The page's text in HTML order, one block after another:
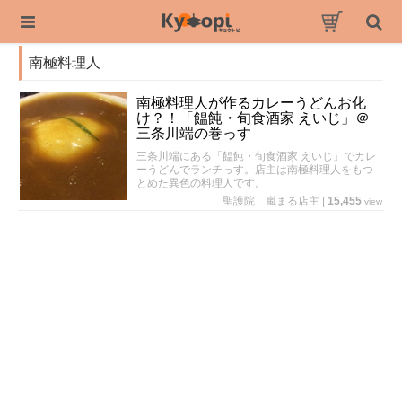
南極料理人
南極料理人が作るカレーうどんお化
け？！「饂飩・旬食酒家 えいじ」＠
三条川端の巻っす
三条川端にある「饂飩・旬食酒家 えいじ」でカレ
ーうどんでランチっす。店主は南極料理人をもつ
とめた異色の料理人です。
聖護院 嵐まる店主
15,455 view